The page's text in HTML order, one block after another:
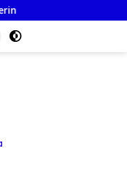
The Spot: Kapolsek